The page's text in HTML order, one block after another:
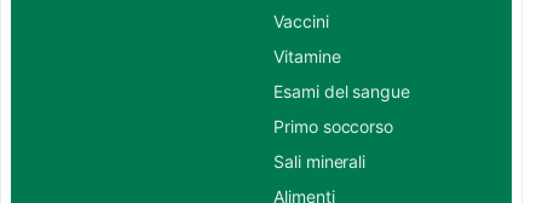
Vaccini
Vitamine
Esami del sangue
Primo soccorso
Sali minerali
Alimenti